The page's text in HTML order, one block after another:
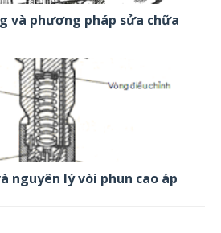
và phương pháp sửa chữa
nguyên lý vòi phun cao áp